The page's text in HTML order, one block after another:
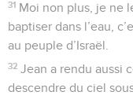
31 Moi non plus, je ne
baptiser dans l’eau,
au peuple d’Israël.
32 Jean a rendu aussi
descendre du ciel